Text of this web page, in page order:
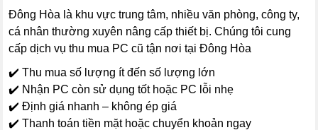
Đông Hòa là khu vực trung tâm, nhiều văn phòng, công ty,
cá nhân thường xuyên nâng cấp thiết bị. Chúng tôi cung
cấp dịch vụ thu mua PC cũ tận nơi tại Đông Hòa
✔️ Thu mua số lượng ít đến số lượng lớn
✔️ Nhận PC còn sử dụng tốt hoặc PC lỗi nhẹ
✔️ Định giá nhanh – không ép giá
✔️ Thanh toán tiền mặt hoặc chuyển khoản ngay